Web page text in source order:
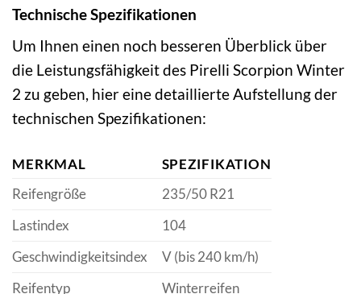
Technische Spezifikationen
Um Ihnen einen noch besseren Überblick über
die Leistungsfähigkeit des Pirelli Scorpion Winter
2 zu geben, hier eine detaillierte Aufstellung der
technischen Spezifikationen:
MERKMAL
SPEZIFIKATION
Reifengröße
235/50 R21
Lastindex
104
Geschwindigkeitsindex
V (bis 240 km/h)
Reifentyp
Winterreifen